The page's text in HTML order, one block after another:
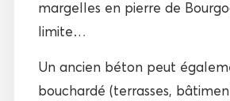
margelles en pierre de
limite…
Un ancien béton peut
bouchardé (terrasses,